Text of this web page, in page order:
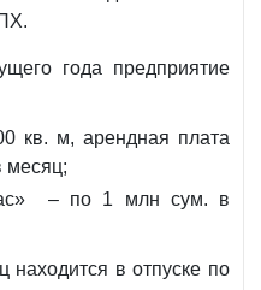
года предприятие
кв. м, арендная плата
месяц;
– по 1 млн сум. в
находится в отпуске по